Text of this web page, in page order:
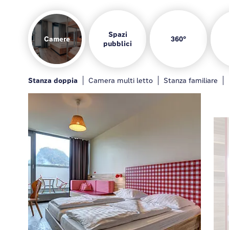
Camere
Spazi
pubblici
360°
Stanza doppia Camera multi letto Stanza familiare
Generale Bar Area giochi Cucina per gli ospiti
Le camere Bar Area giochi Cucina per gli ospiti
Per vedere Google Maps devi modificare le
tue impostazioni sulla privacy
MODIFICA